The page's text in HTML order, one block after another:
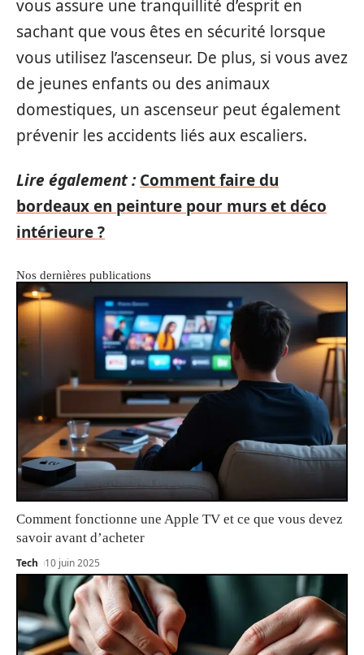
vous assure une tranquillité d’esprit en
sachant que vous êtes en sécurité lorsque
vous utilisez l’ascenseur. De plus, si vous avez
de jeunes enfants ou des animaux
domestiques, un ascenseur peut également
prévenir les accidents liés aux escaliers.
Lire également : Comment faire du
bordeaux en peinture pour murs et déco
intérieure ?
Nos dernières publications
Comment fonctionne une Apple TV et ce que vous devez
savoir avant d’acheter
Tech 10 juin 2025